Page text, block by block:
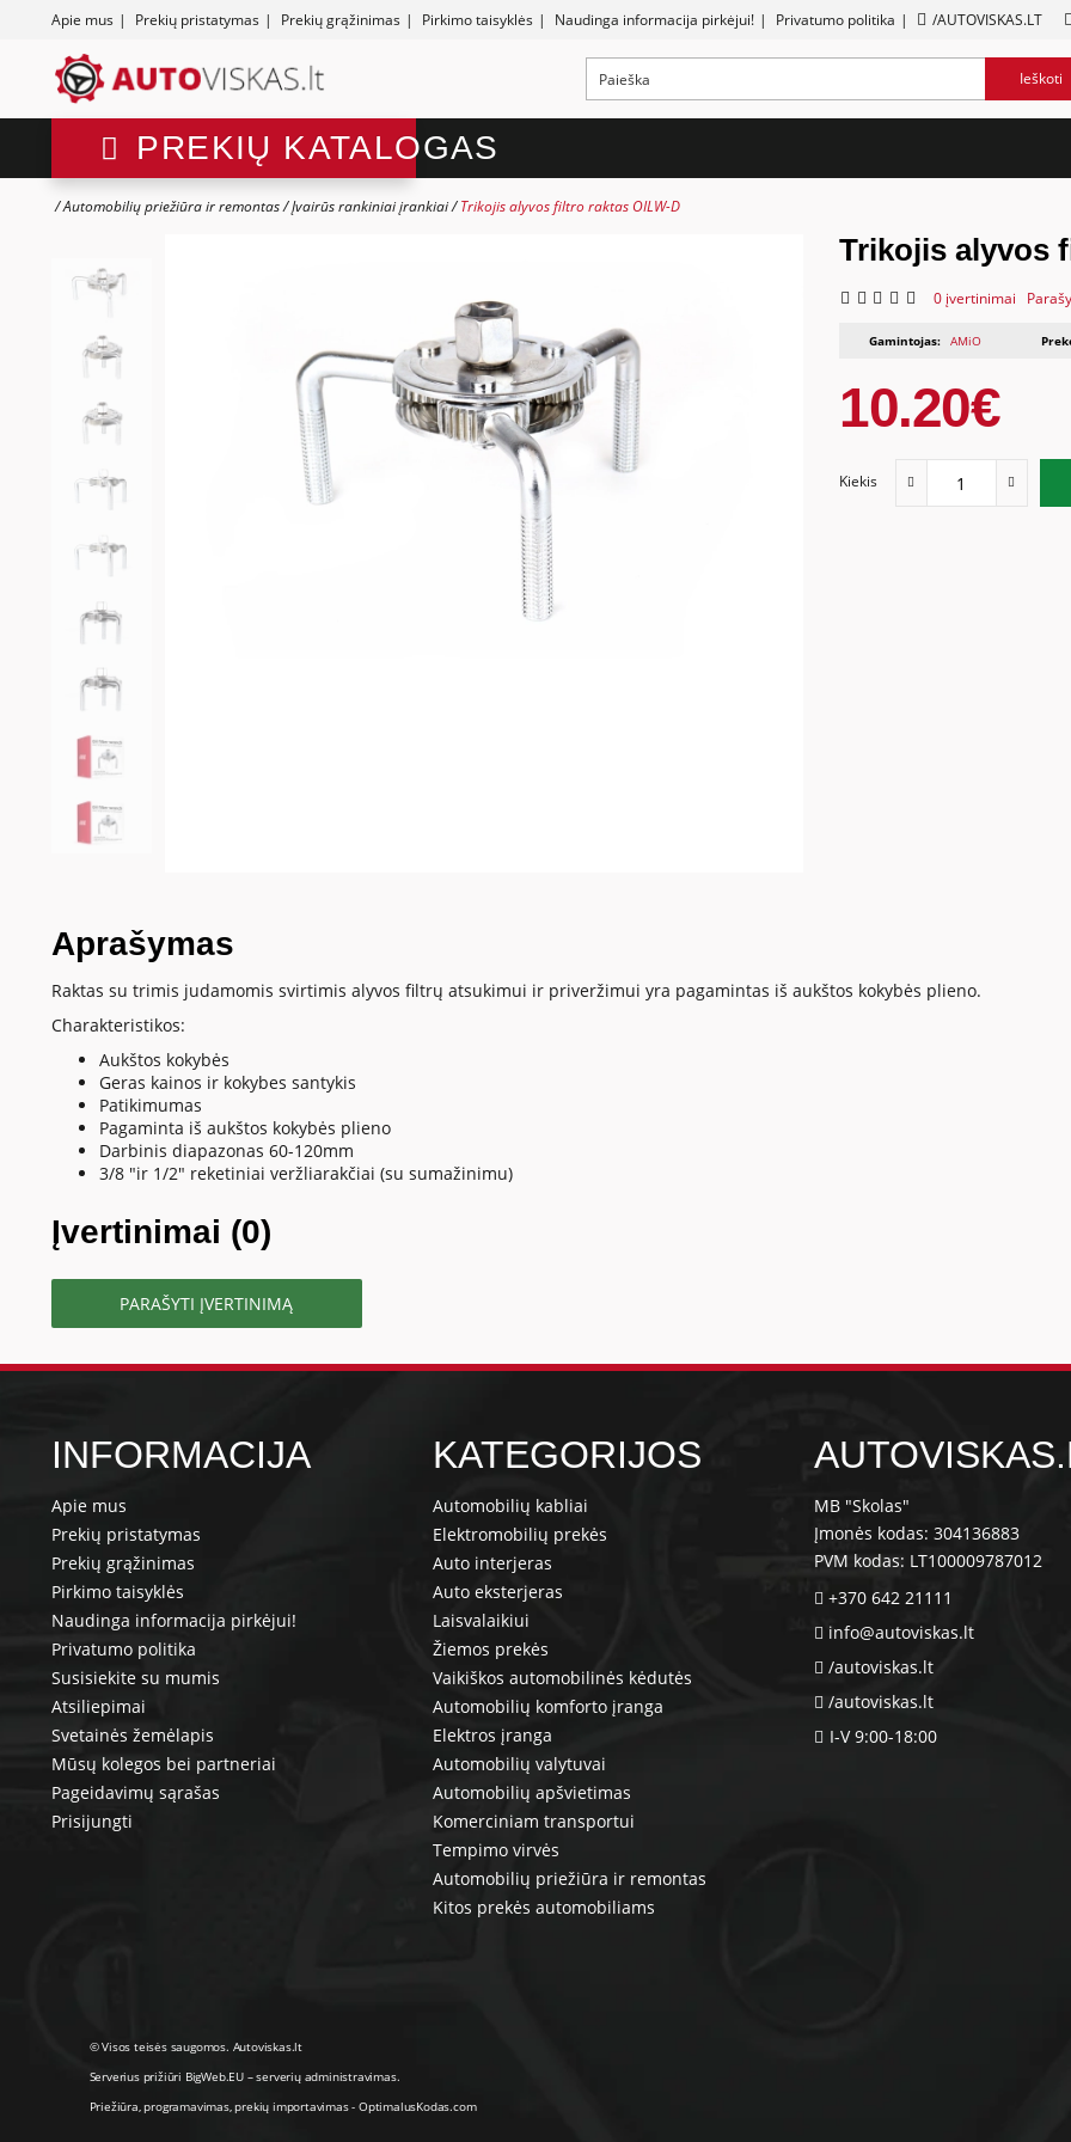
Apie mus | Prekių pristatymas | Prekių grąžinimas | Pirkimo taisyklės | Naudinga informacija pirkėjui! | Privatumo politika | /AUTOVISKAS.LT
Ieškoti
PREKIŲ KATALOGAS
Automobilių priežiūra ir remontas Įvairūs rankiniai įrankiai Trikojis alyvos filtro raktas OILW-D
Trikojis alyvos
0 įvertinimai
Gamintojas: AMiO
10.20€
Kiekis
Aprašymas
Raktas su trimis judamomis svirtimis alyvos filtrų atsukimui ir priveržimui yra pagamintas iš aukštos kokybės plieno.
Charakteristikos:
Aukštos kokybės
Geras kainos ir kokybes santykis
Patikimumas
Pagaminta iš aukštos kokybės plieno
Darbinis diapazonas 60-120mm
3/8 "ir 1/2" reketiniai veržliarakčiai (su sumažinimu)
Įvertinimai (0)
PARAŠYTI ĮVERTINIMĄ
INFORMACIJA
Apie mus
Prekių pristatymas
Prekių grąžinimas
Pirkimo taisyklės
Naudinga informacija pirkėjui!
Privatumo politika
Susisiekite su mumis
Atsiliepimai
Svetainės žemėlapis
Mūsų kolegos bei partneriai
Pageidavimų sąrašas
Prisijungti
KATEGORIJOS
Automobilių kabliai
Elektromobilių prekės
Auto interjeras
Auto eksterjeras
Laisvalaikiui
Žiemos prekės
Vaikiškos automobilinės kėdutės
Automobilių komforto įranga
Elektros įranga
Automobilių valytuvai
Automobilių apšvietimas
Komerciniam transportui
Tempimo virvės
Automobilių priežiūra ir remontas
Kitos prekės automobiliams
MB "Skolas"
Įmonės kodas: 304136883
PVM kodas: LT100009787012
+370 642 21111
info@autoviskas.lt
/autoviskas.lt
/autoviskas.lt
I-V 9:00-18:00
© Visos teisės saugomos. Autoviskas.lt
Serverius prižiūri BigWeb.EU–serverių administravimas.
Priežiūra, programavimas,prekių importavimas- OptimalusKodas.com